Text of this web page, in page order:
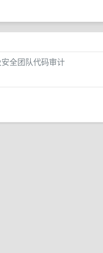
全团队代码审计